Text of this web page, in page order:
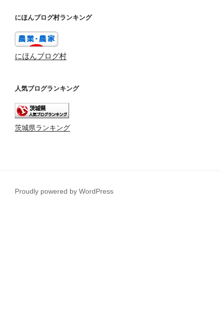
にほんブログ村ランキング
にほんブログ村
人気ブログランキング
茨城県ランキング
Proudly powered by WordPress